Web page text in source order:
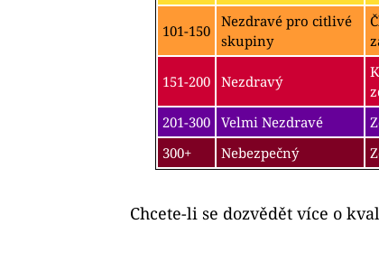
101-150
Nezdravé pro citlivé
skupiny
151-200 Nezdravý
201-300 Velmi Nezdravé
300+
Nebezpečný
Chcete-li se dozvědět více o